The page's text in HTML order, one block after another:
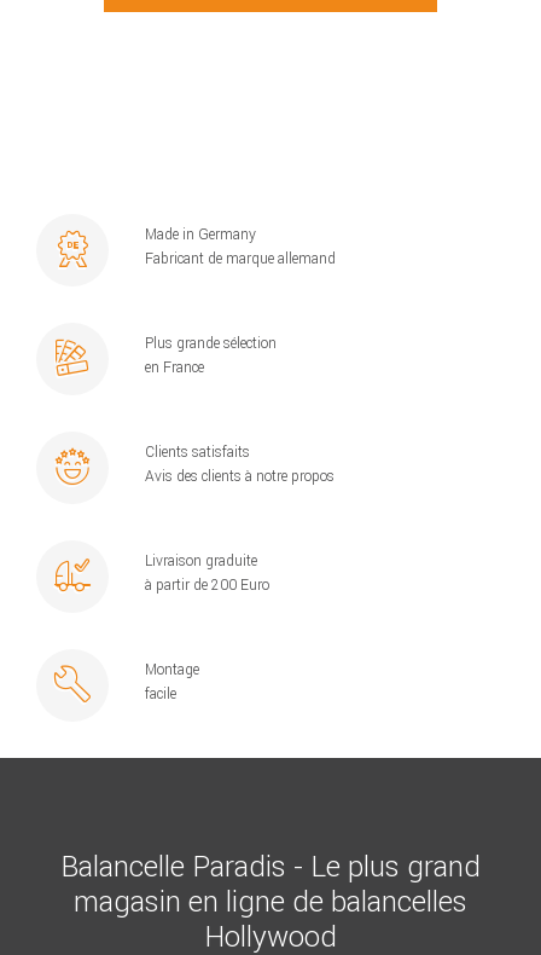
Made in Germany
Fabricant de marque allemand
Plus grande sélection
en France
Clients satisfaits
Avis des clients à notre propos
Livraison graduite
à partir de 200 Euro
Montage
facile
Balancelle Paradis - Le plus grand
magasin en ligne de balancelles
Hollywood